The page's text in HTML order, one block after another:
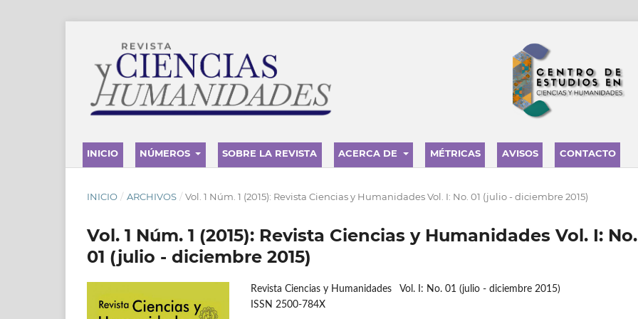
INICIO NÚMEROS SOBRE LA REVISTA ACERCA DE MÉTRICAS AVISOS CONTACTO
INICIO / ARCHIVOS / Vol. 1 Núm. 1 (2015): Revista Ciencias y Humanidades Vol. I: No. 01 (julio - diciembre 2015)
Vol. 1 Núm. 1 (2015): Revista Ciencias y Humanidades Vol. I: No.
01 (julio - diciembre 2015)
Revista Ciencias y Humanidades Vol. I: No. 01 (julio - diciembre 2015)
ISSN 2500-784X